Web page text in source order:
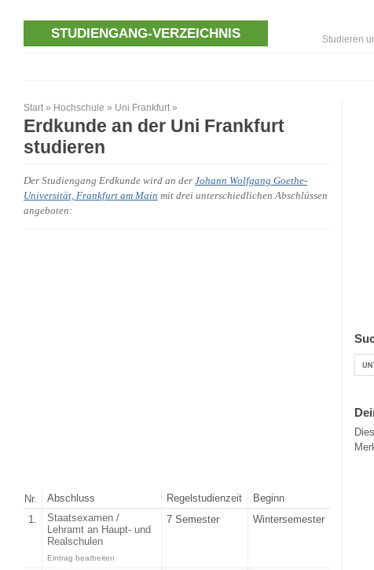
STUDIENGANG-VERZEICHNIS Studieren
Start » Hochschule » Uni Frankfurt »
Erdkunde an der Uni Frankfurt
studieren
Der Studiengang Erdkunde wird an der Johann Wolfgang Goethe-
Universität, Frankfurt am Main mit drei unterschiedlichen Abschlüssen
angeboten:
Nr. Abschluss Regelstudienzeit
Beginn
1.
Staatsexamen /
Lehramt an Haupt- und
Realschulen
Eintrag bearbeiten
7 Semester Wintersemester